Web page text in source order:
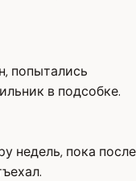
попытались
в подсобке.
недель, пока после